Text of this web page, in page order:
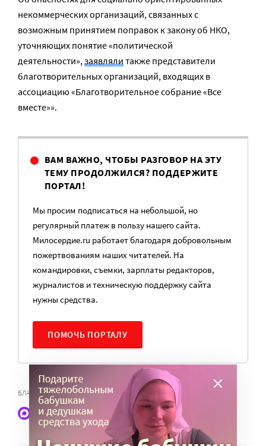
некоммерческих организаций, связанных с
возможным принятием поправок к закону об НКО,
уточняющих понятие «политической
деятельности»,заявлялитакже представители
благотворительных организаций, входящих в
ассоциацию «Благотворительное собрание «Все
вместе»».
ВАМ ВАЖНО, ЧТОБЫ РАЗГОВОР НА ЭТУ
ТЕМУ ПРОДОЛЖИЛСЯ? ПОДДЕРЖИТЕ
ПОРТАЛ!
Мы просим подписаться на небольшой, но
регулярный платеж в пользу нашего сайта.
Милосердие.ru работает благодаря добровольным
пожертвованиям наших читателей. На
командировки, съемки, зарплаты редакторов,
журналистов и техническую поддержку сайта
нужны средства.
ПОМОЧЬ ПОРТАЛУ
БЛАГОТВОРИТЕЛЬНЫЕ ФОНДЫ НКО ЗАКОН ОБ НКО
Наши статьи и новости в Max. Подпишитесь